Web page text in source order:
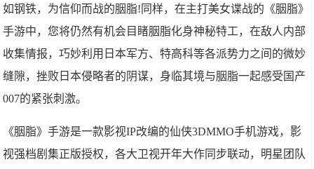
如钢铁，为信仰而战的胭脂!同样，在主打美女谍战的《胭脂》
手游中，您将仍然有机会目睹胭脂化身神秘特工，在敌人内部
收集情报，巧妙利用日本军方、特高科等各派势力之间的微妙
缝隙，挫败日本侵略者的阴谋，身临其境与胭脂一起感受国产
007的紧张刺激。
《胭脂》手游是一款影视IP改编的仙侠3DMMO手机游戏，影
视强档剧集正版授权，各大卫视开年大作同步联动，明星团队